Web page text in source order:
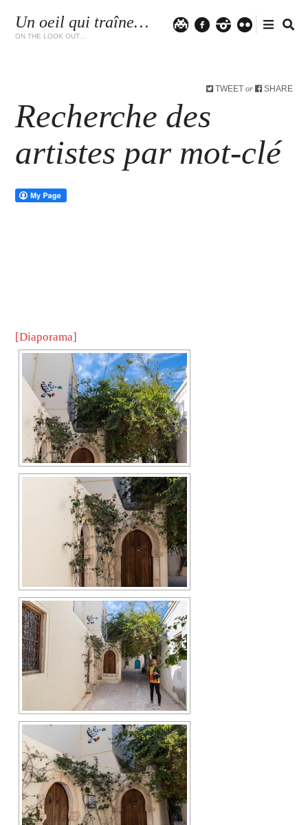
Un oeil qui traîne…
ON THE LOOK OUT…
TWEET or SHARE
Recherche des
artistes par mot-clé
[Diaporama]